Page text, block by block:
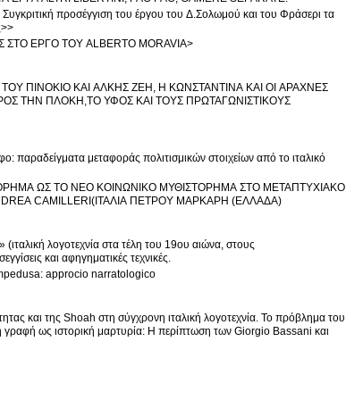
Συγκριτική προσέγγιση του έργου του Δ.Σολωμού και του Φράσερι τα
ΕΡΓΟ ΤΟΥ ALBERTO MORAVIA>
μεταφοράς πολιτισμικών στοιχείων από το ιταλικό
ΩΣ ΤΟ ΝΕΟ ΚΟΙΝΩΝΙΚΟ ΜΥΘΙΣΤΟΡΗΜΑ ΣΤΟ ΜΕΤΑΠΤΥΧΙΑΚΟ
CAMILLERI(ΙΤΑΛΙΑ ΠΕΤΡΟΥ ΜΑΡΚΑΡΗ (ΕΛΛΑΔΑ)
λογοτεχνία στα τέλη του 19ου αιώνα, στους
και αφηγηματικές τεχνικές.
approcio narratologico
και της Shoah στη σύγχρονη ιταλική λογοτεχνία. Το πρόβλημα του
γραφή ως ιστορική μαρτυρία: Η περίπτωση των Giorgio Bassani και